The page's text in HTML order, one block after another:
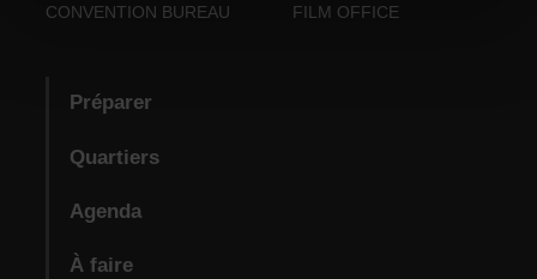
CONVENTION BUREAU
FILM OFFICE
Préparer
Quartiers
Agenda
À faire